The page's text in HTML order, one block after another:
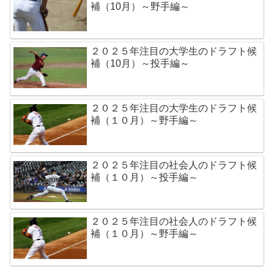
補（10月）～野手編～
２０２５年注目の大学生のドラフト候
補（10月）～投手編～
２０２５年注目の大学生のドラフト候
補（１０月）～野手編～
２０２５年注目の社会人のドラフト候
補（１０月）～投手編～
２０２５年注目の社会人のドラフト候
補（１０月）～野手編～